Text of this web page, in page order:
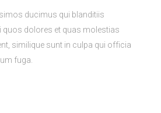
ducimus qui blanditiis
quos dolores et quas molestias
similique sunt in culpa qui officia
fuga.